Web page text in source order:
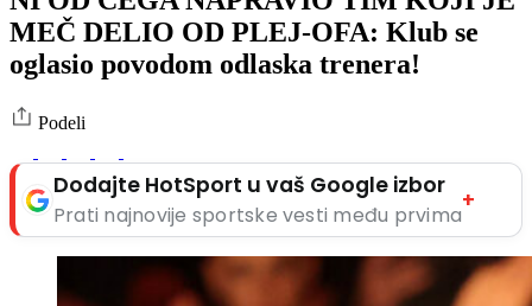
MEČ DELIO OD PLEJ-OFA: Klub se
oglasio povodom odlaska trenera!
Podeli
Dodajte HotSport u vaš Google izbor
Prati najnovije sportske vesti među prvima
+